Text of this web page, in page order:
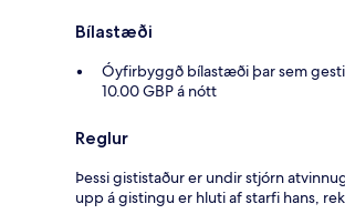
Bílastæði
Óyfirbyggð bílastæði þar sem
10.00 GBP á nótt
Reglur
Þessi gististaður er undir stjórn
upp á gistingu er hluti af starfi hans,